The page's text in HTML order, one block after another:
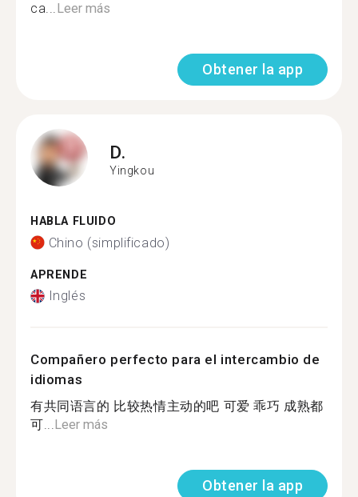
ca...Leer más
Obtener la app
D.
Yingkou
HABLA FLUIDO
Chino (simplificado)
APRENDE
Inglés
Compañero perfecto para el intercambio de
idiomas
有共同语言的 比较热情主动的吧 可爱 乖巧 成熟都
可...Leer más
Obtener la app